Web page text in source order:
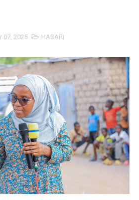
WATOTO VIPIMO: NAIBU
KUOMBA ALAMA
NI KITOVU CHA FURSA ZA
Iendelee Kulinda Amani,
UZITO WA JUU KATIKA
MAPOKEZI YA MWAKILISHI
YA ‘TUNALIPA JANA’
NA SH. BILIONI 10 ZA BIASHARA
07, 2025 HABARI